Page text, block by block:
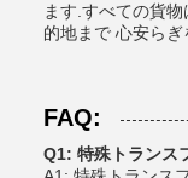
ます.すべての貨
的地まで 心安ら
FAQ:
Q1: 特殊トランス